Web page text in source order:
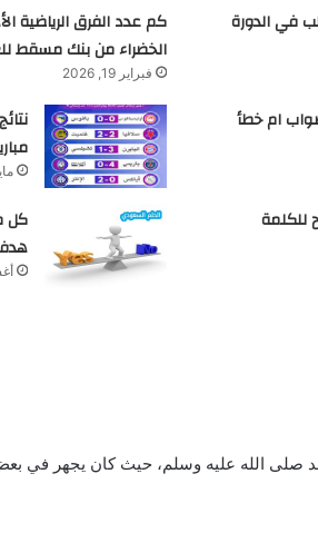
في الدورة
كم عدد الفرق الرياضية
الخضراء من بنك مسقط للعام
فبراير 19, 2026
ام خطأ
مايو
كل
صلى الله عليه وسلم، حيث كان يجهر في